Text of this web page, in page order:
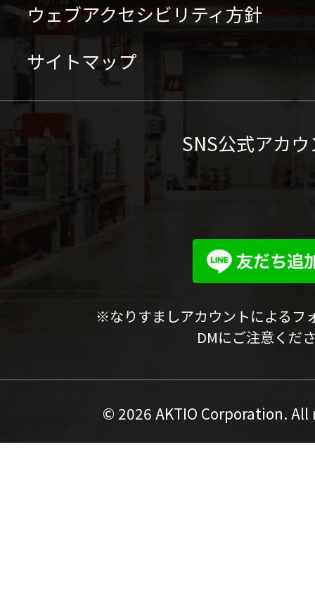
ウェブアクセシビリティ方針
サイトマップ
SNS公式アカ
※なりすましアカウントによるフ
DMにご注意くだ
© 2026 AKTIO Corporation.